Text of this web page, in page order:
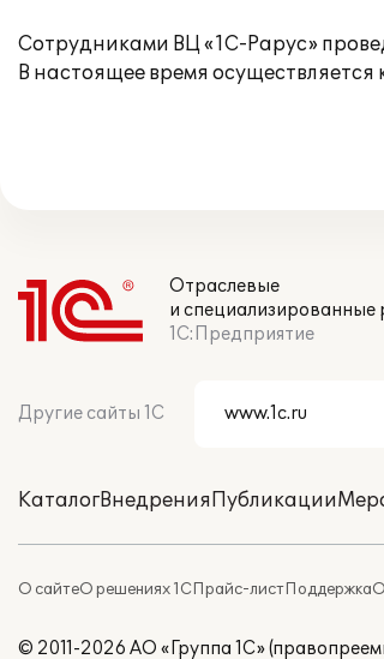
Сотрудниками ВЦ «1С-Рарус»
В настоящее время
Отраслевые
и специализированные
1С:Предприятие
Другие сайты 1С
КаталогВнедренияПубликации
О сайтеО решениях 1СПрайс-листПоддержка
© 2011-2026 АО «Группа 1С»